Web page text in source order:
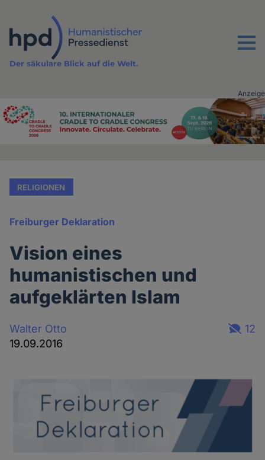
Inhalt
Menu
Der säkulare Blick auf die Welt.
Advertising
Anzeige
RELIGIONEN
Freiburger Deklaration
Vision eines
humanistischen und
aufgeklärten Islam
Walter Otto
19.09.2016
12